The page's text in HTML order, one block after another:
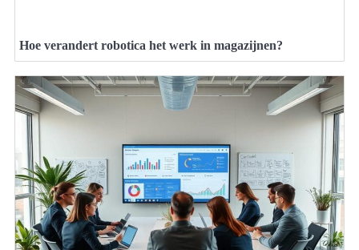
Hoe verandert robotica het werk in magazijnen?